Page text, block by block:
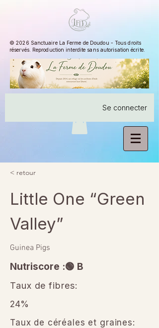
© 2026 Sanctuaire La Ferme de Doudou - Tous droits
réservés. Reproduction interdite sans autorisation écrite.
Se connecter
< retour
Little One “Green
Valley”
Guinea Pigs
Nutriscore :🟢 B
Taux de fibres:
24%
Taux de céréales et graines: